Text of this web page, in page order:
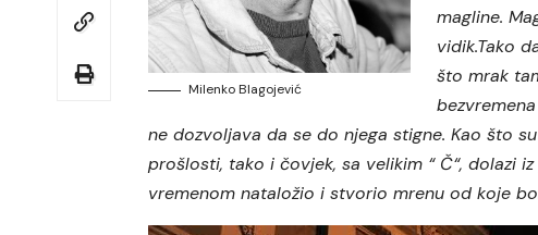
Milenko Blagojević
magline.
vidik.Tako
što mrak
ne dozvoljava da se do njega stigne. Kao što
prošlosti, tako i čovjek, sa velikim “ Č“, dolazi
vremenom nataložio i stvorio mrenu od koje